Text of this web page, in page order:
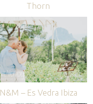
Thorn
N&M – Es Vedra Ibiza